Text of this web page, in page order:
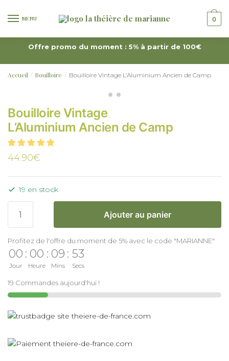
MENU 0
Offre promo du moment : 5% à partir de 100€
Accueil / Bouilloire / Bouilloire Vintage L’Aluminium Ancien de Camp
Bouilloire Vintage
L’Aluminium Ancien de Camp
44.90€
19 en stock
Ajouter au panier
Profitez de l'offre du moment de 5% avec le code "MARIANNE"
00
Jour
: 00
Heure
: 09
Mins
: 53
Secs
19 Commandes aujourd'hui !